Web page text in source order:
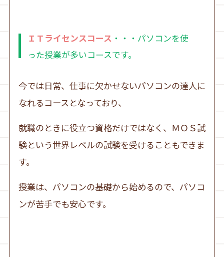
ＩＴライセンスコース ・・・パソコンを使
った授業が多いコースです。
今では日常、仕事に欠かせないパソコンの達人に
なれるコースとなっており、
就職のときに役立つ資格だけではなく、ＭＯＳ試
験という世界レベルの試験を受けることもできま
す。
授業は、パソコンの基礎から始めるので、パソコ
ンが苦手でも安心です。